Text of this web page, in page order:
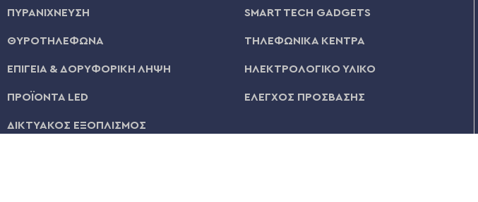
ΠΥΡΑΝΙΧΝΕΥΣΗ
ΘΥΡΟΤΗΛΕΦΩΝΑ
ΕΠΙΓΕΙΑ & ΔΟΡΥΦΟΡΙΚΗ ΛΗΨΗ
ΠΡΟΪΟΝΤΑ LED
ΔΙΚΤΥΑΚΟΣ ΕΞΟΠΛΙΣΜΟΣ
SMART TECH GADGETS
ΤΗΛΕΦΩΝΙΚΑ ΚΕΝΤΡΑ
ΗΛΕΚΤΡΟΛΟΓΙΚΟ ΥΛΙΚΟ
ΕΛΕΓΧΟΣ ΠΡΟΣΒΑΣΗΣ